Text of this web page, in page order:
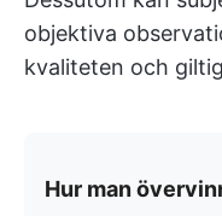
objektiva
kvaliteten och
Hur man